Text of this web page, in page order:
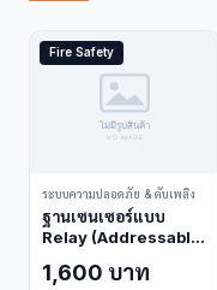
Fire Safety
ระบบความปลอดภัย & ดับเพลิง
ฐานเซนเซอร์แบบ
Relay (Addressable)
Base)
1,600 บาท